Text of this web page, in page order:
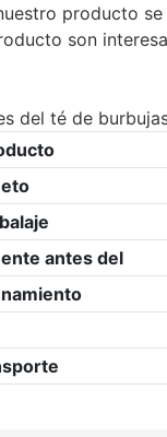
producto
son
del té de
antes del